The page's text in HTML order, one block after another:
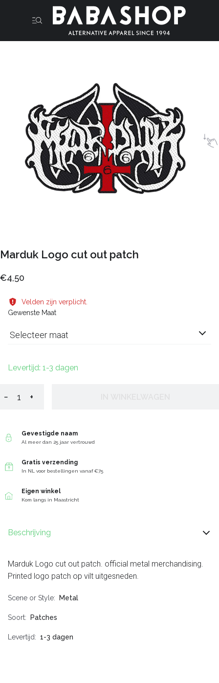
Marduk Logo cut out patch
€4,50
Velden zijn verplicht.
Gewenste Maat
Selecteer maat
Levertijd: 1-3 dagen
− +
Gevestigde naam
Al meer dan 25 jaar vertrouwd
Gratis verzending
In NL voor bestellingen vanaf €75
Eigen winkel
Kom langs in Maastricht
Beschrijving
Marduk Logo cut out patch. official metal merchandising.
Printed logo patch op vilt uitgesneden.
Scene or Style Metal
Soort Patches
Levertijd 1-3 dagen